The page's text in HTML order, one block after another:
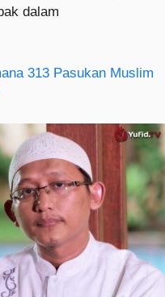
dalam
313 Pasukan Muslim